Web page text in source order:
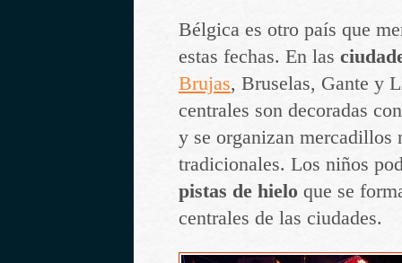
Bélgica es otro país que
estas fechas. En las
Brujas, Bruselas, Gante y
centrales son decoradas
y se organizan mercadillos
tradicionales. Los niños
pistas de hielo que se
centrales de las ciudades.